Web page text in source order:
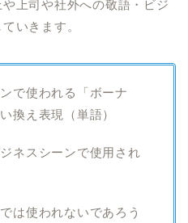
上司や社外への敬語・ビジ
いきます。
で使われる「ボーナ
換え表現（単語）
ネスシーンで使用され
は使われないであろう